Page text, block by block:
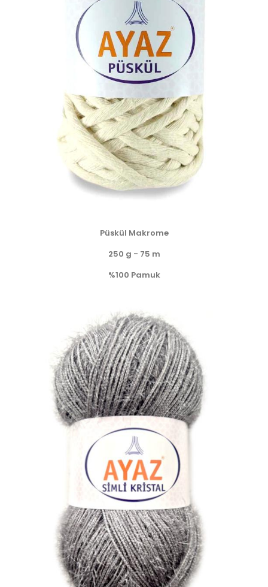
Püskül Makrome
250 g - 75 m
%100 Pamuk